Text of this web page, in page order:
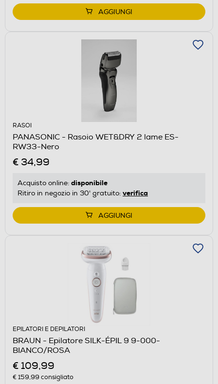
AGGIUNGI
RASOI
PANASONIC - Rasoio WET&DRY 2 lame ES-
RW33-Nero
€ 34,99
Acquisto online: disponibile
Ritiro in negozio in 30' gratuito: verifica
AGGIUNGI
EPILATORI E DEPILATORI
BRAUN - Epilatore SILK-ÉPIL 9 9-000-
BIANCO/ROSA
€ 109,99
€ 159,99 consigliato